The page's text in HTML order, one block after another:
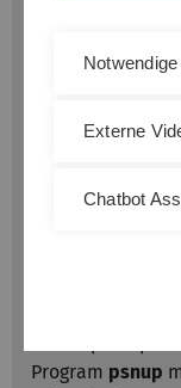
bin/cgi_view
Program psnup
Externe
Chatbot